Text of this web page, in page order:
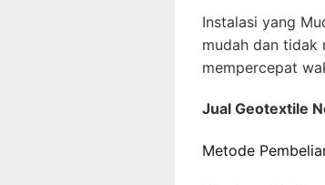
Instalasi yang
mudah dan tidak
mempercepat
Jual Geotextile
Metode